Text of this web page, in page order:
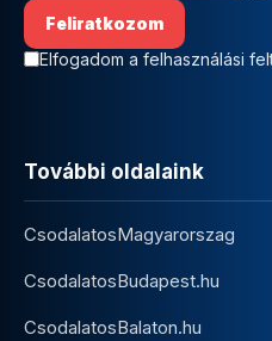
Elfogadom a felhasználási
További oldalaink
CsodalatosMagyarorszag
CsodalatosBudapest.hu
CsodalatosBalaton.hu